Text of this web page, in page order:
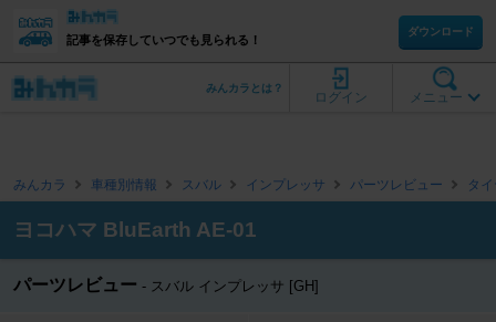
記事を保存していつでも見られる！
ダウンロード
メニュー
ログイン
みんカラとは？
みんカラ 車種別情報 スバル インプレッサ パーツレビュー タ
ヨコハマ BluEarth AE-01
パーツレビュー スバル インプレッサ [GH]